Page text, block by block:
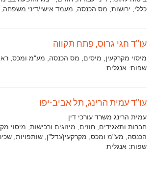
עיסוק:
כללי, ירושות, מס הכנסה, מעמד אישי/דיני משפחה,
עו"ד חגי גרוס, פתח תקווה
תחומי
עיסוק:
מיסוי מקרקעין, מיסים, מס הכנסה, מע"מ ומכס,
שפות: אנגלית
עו"ד עמית הרינג, תל אביב-יפו
עמית הרינג משרד עורכי דין
תחומי
עיסוק:
חברות ותאגידים, חוזים, מיזוגים ורכישות, מיסוי
הכנסה, מע"מ ומכס, מקרקעין/נדל"ן, שותפויות,
שפות: אנגלית